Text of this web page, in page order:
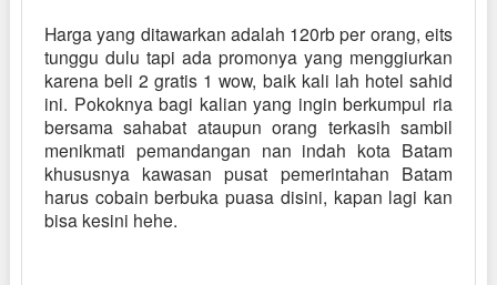
Harga yang ditawarkan adalah 120rb per orang, eits
tunggu dulu tapi ada promonya yang menggiurkan
karena beli 2 gratis 1 wow, baik kali lah hotel sahid
ini. Pokoknya bagi kalian yang ingin berkumpul ria
bersama sahabat ataupun orang terkasih sambil
menikmati pemandangan nan indah kota Batam
khususnya kawasan pusat pemerintahan Batam
harus cobain berbuka puasa disini, kapan lagi kan
bisa kesini hehe.